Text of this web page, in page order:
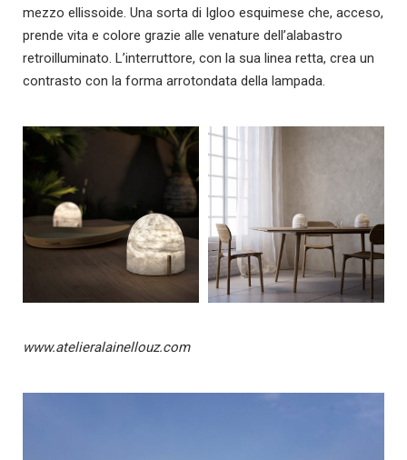
mezzo ellissoide. Una sorta di Igloo esquimese che, acceso,
prende vita e colore grazie alle venature dell’alabastro
retroilluminato. L’interruttore, con la sua linea retta, crea un
contrasto con la forma arrotondata della lampada.
www.atelieralainellouz.com